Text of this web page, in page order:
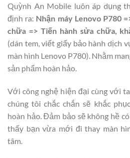
Quỳnh An Mobile luôn áp dụng
định ra: Nhận máy Lenovo P780
chữa => Tiến hành sửa chữa,
(dán tem, viết giấy bảo hành dịch
màn hình Lenovo P780). Nhằm
sản phẩm hoàn hảo.
Với công nghệ hiện đại cùng với
chúng tôi chắc chắn sẽ khắc
hoàn hảo. Đảm bảo sẽ không hề
thấy bạn vừa mới đi thay màn
tâm.